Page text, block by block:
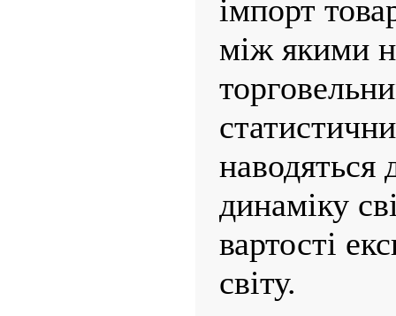
імпорт
між якими
наводяться
динаміку
вартості
світу.